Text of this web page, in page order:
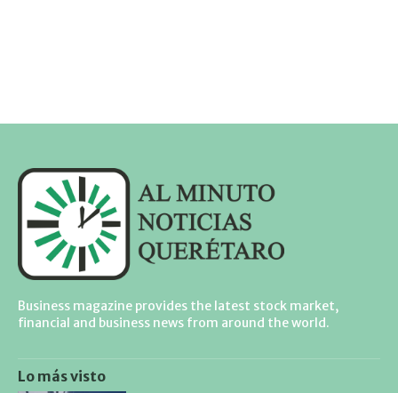
Business magazine provides the latest stock market,
financial and business news from around the world.
Lo más visto